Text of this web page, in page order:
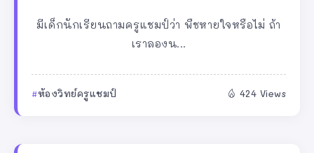
มีเด็กนักเรียนถามครูแชมป์ว่า พืชหายใจหรือไม่ ถ้า
เราลองน...
ห้องวิทย์ครูแชมป์ 424 Views